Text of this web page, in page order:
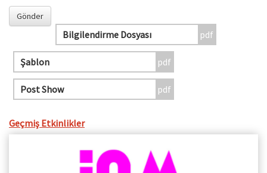
Bilgilendirme Dosyası
Şablon
Post Show
Geçmiş Etkinlikler